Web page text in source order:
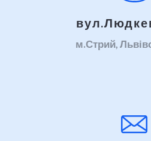
м.Стрий,